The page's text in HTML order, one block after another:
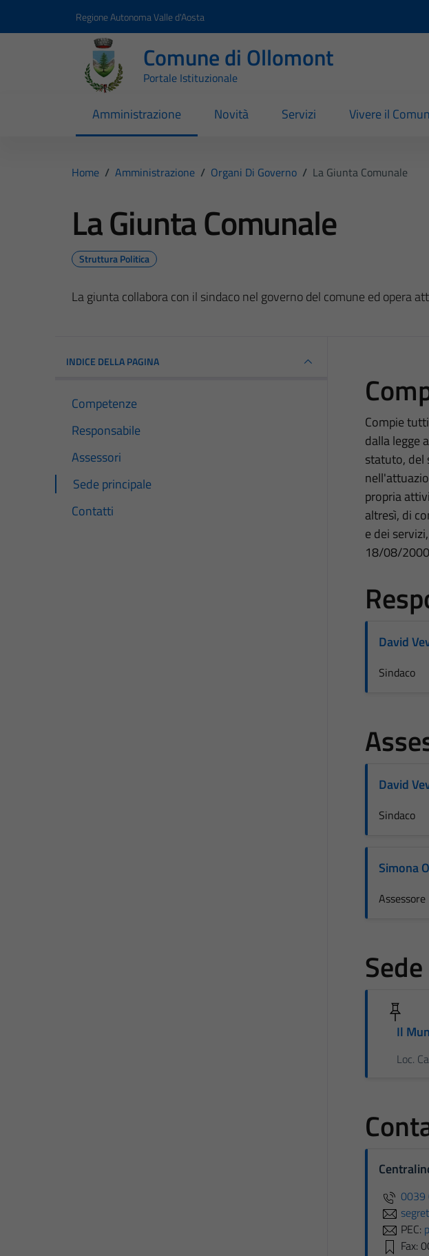
Regione Autonoma Valle d'Aosta
Comune di Ollomont
Portale Istituzionale
Amministrazione Novità Servizi Vivere il
Home / Amministrazione / Organi Di Governo / La Giunta Comunale
La Giunta Comunale
Struttura Politica
La giunta collabora con il sindaco nel governo del comune ed opera
INDICE DELLA PAGINA
Competenze
Responsabile
Assessori
Sede principale
Contatti
Compie
dalla legge
statuto, del
propria
altresì, di
e dei
18/08/
David
Sindaco
David
Sindaco
Simona
Assessore
Il
Loc.
0039
PEC:
Fax: